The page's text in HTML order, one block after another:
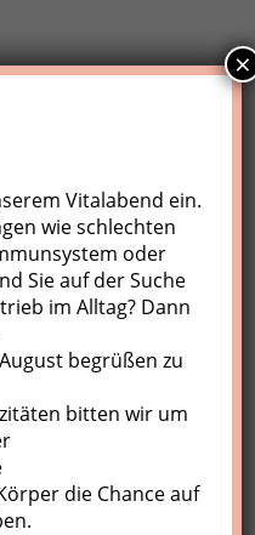
nicht mehr
Vitalabend ein.
wie schlechten
oder
Sie auf der Suche
im Alltag? Dann
begrüßen zu
bitten wir um
die Chance auf
×